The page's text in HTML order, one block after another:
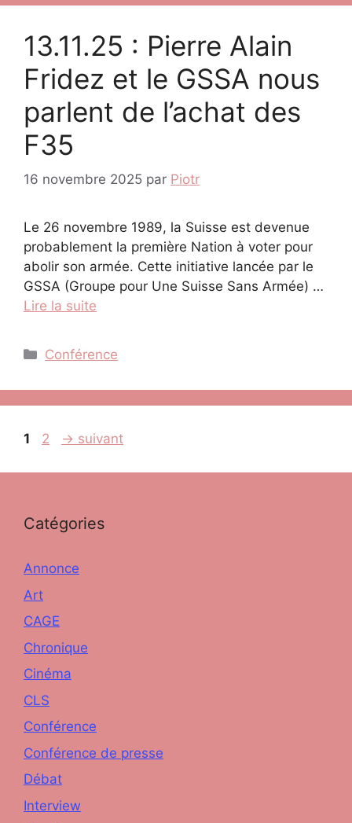
13.11.25 : Pierre Alain
Fridez et le GSSA nous
parlent de l’achat des
F35
16 novembre 2025 par Piotr
Le 26 novembre 1989, la Suisse est devenue
probablement la première Nation à voter pour
abolir son armée. Cette initiative lancée par le
GSSA (Groupe pour Une Suisse Sans Armée) …
Lire la suite
Catégories
Conférence
Page
1 Page
2 → suivant
Catégories
Annonce
Art
CAGE
Chronique
Cinéma
CLS
Conférence
Conférence de presse
Débat
Interview